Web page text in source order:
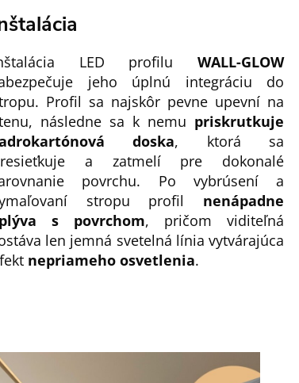
LED profilu WALL-GLOW
jeho úplnú integráciu do
Profil sa najskôr pevne upevní na
následne sa k nemu priskrutkuje
doska, ktorá sa
a zatmelí pre dokonalé
povrchu. Po vybrúsení a
stropu profil nenápadne
s povrchom, pričom viditeľná
len jemná svetelná línia vytvárajúca
nepriameho osvetlenia.